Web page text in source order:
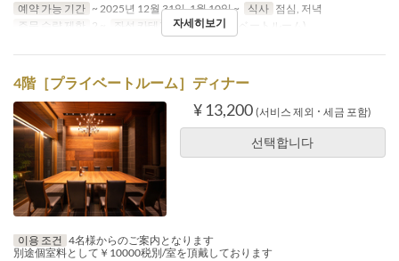
예약 가능 기간 ~ 2025년 12월 31일, 1월 10일 ~ 식사 점심, 저녁
주문 수량 제한
2 ~ 좌석 카테고리 4階(プライベートルーム)
자세히보기
4階［プライベートルーム］ディナー
¥ 13,200 (서비스 제외 ･ 세금 포함)
선택합니다
이용 조건 4名様からのご案内となります
別途個室料として￥10000税別/室を頂戴しております